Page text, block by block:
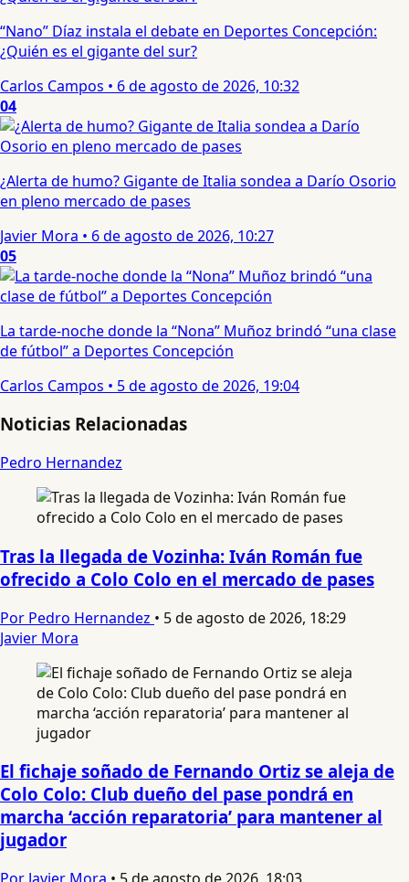
“Nano” Díaz instala el debate en Deportes Concepción:
¿Quién es el gigante del sur?
Carlos Campos • 6 de agosto de 2026, 10:32
04
¿Alerta de humo? Gigante de Italia sondea a Darío Osorio
en pleno mercado de pases
Javier Mora • 6 de agosto de 2026, 10:27
05
La tarde-noche donde la “Nona” Muñoz brindó “una clase
de fútbol” a Deportes Concepción
Carlos Campos • 5 de agosto de 2026, 19:04
Noticias Relacionadas
Pedro Hernandez
Tras la llegada de Vozinha: Iván Román fue
ofrecido a Colo Colo en el mercado de pases
Por Pedro Hernandez • 5 de agosto de 2026, 18:29
Javier Mora
El fichaje soñado de Fernando Ortiz se aleja de
Colo Colo: Club dueño del pase pondrá en
marcha ‘acción reparatoria’ para mantener al
jugador